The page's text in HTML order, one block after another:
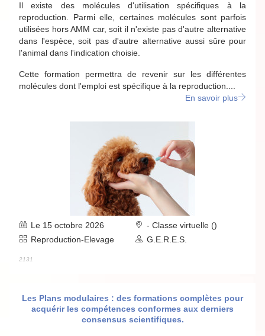
Il existe des molécules d'utilisation spécifiques à la
reproduction. Parmi elle, certaines molécules sont parfois
utilisées hors AMM car, soit il n'existe pas d'autre alternative
dans l'espèce, soit pas d'autre alternative aussi sûre pour
l'animal dans l'indication choisie.
Cette formation permettra de revenir sur les différentes
molécules dont l'emploi est spécifique à la reproduction....
En savoir plus
Le 15 octobre 2026
- Classe virtuelle ()
Reproduction-Elevage
G.E.R.E.S.
2131
Les Plans modulaires : des formations complètes pour
acquérir les compétences conformes aux derniers
consensus scientifiques.